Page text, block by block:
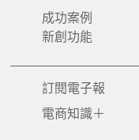
成功案例
新創功能
訂閱電子報
電商知識＋